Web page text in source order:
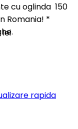
cu oglinda 150
Romania! *
lei
rapida